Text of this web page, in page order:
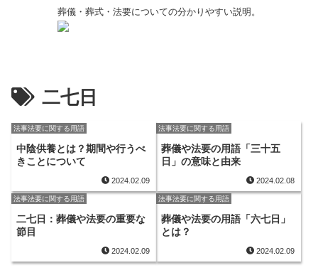
葬儀・葬式・法要についての分かりやすい説明。
二七日
法事法要に関する用語
中陰供養とは？期間や行うべ
きことについて
2024.02.09
法事法要に関する用語
葬儀や法要の用語「三十五
日」の意味と由来
2024.02.08
法事法要に関する用語
二七日：葬儀や法要の重要な
節目
2024.02.09
法事法要に関する用語
葬儀や法要の用語「六七日」
とは？
2024.02.09